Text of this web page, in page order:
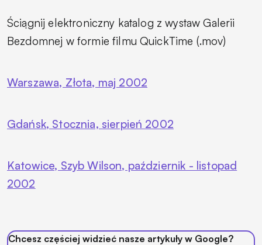
Ściągnij elektroniczny katalog z wystaw Galerii
Bezdomnej w formie filmu QuickTime (.mov)
Warszawa, Złota, maj 2002
Gdańsk, Stocznia, sierpień 2002
Katowice, Szyb Wilson, październik - listopad
2002
Chcesz częściej widzieć nasze artykuły w Google?